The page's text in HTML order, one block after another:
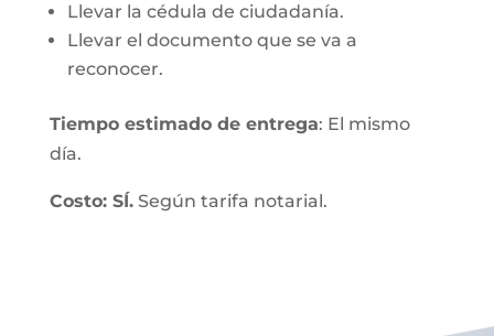
Llevar la cédula de ciudadanía.
Llevar el documento que se va a
reconocer.
Tiempo estimado de entrega: El mismo
día.
Costo: SÍ.Según tarifa notarial.